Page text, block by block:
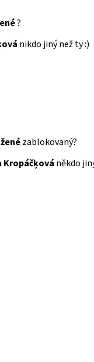
?
nikdo jiný než ty :)
zablokovaný?
Kropáčķová někdo